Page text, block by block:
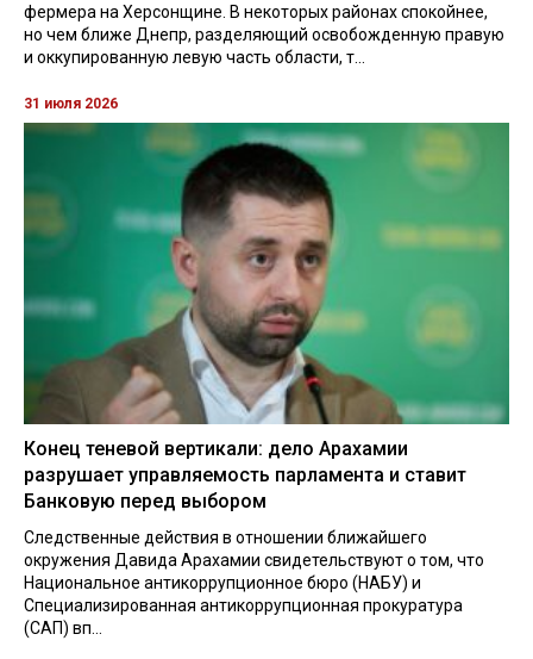
фермера на Херсонщине. В некоторых районах спокойнее,
но чем ближе Днепр, разделяющий освобожденную правую
и оккупированную левую часть области, т...
31 июля 2026
Конец теневой вертикали: дело Арахамии
разрушает управляемость парламента и ставит
Банковую перед выбором
Следственные действия в отношении ближайшего
окружения Давида Арахамии свидетельствуют о том, что
Национальное антикоррупционное бюро (НАБУ) и
Специализированная антикоррупционная прокуратура
(САП) вп...